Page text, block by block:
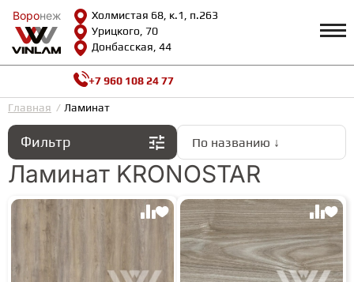
Воронеж
Холмистая 68, к.1, п.263
Урицкого, 70
Донбасская, 44
Воронеж
КАТАЛОГ Профиль
Доставка и оплата
Возврат и гарантии
Сотрудничество
Вопросы и ответы
Видеообзоры
Полезная информация
Как выбрать
Калькулятор
ВИНИЛОВАЯ ПЛИТКА
ЛАМИНАТ
ИНЖЕНЕРНАЯ ДОСКА
+7 960 108 24 77
Главная Ламинат
Фильтр По названию ↓
Ламинат KRONOSTAR